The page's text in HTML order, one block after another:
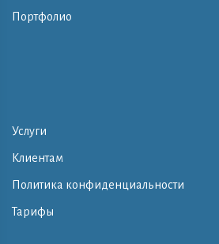
Портфолио
Услуги
Клиентам
Политика конфиденциальности
Тарифы